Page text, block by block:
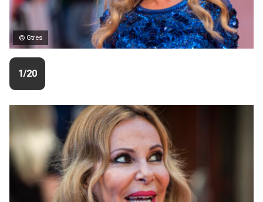
© Gtres
1/20